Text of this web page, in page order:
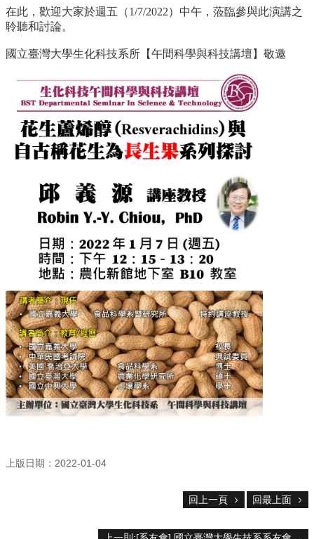
捐
款
專
首
頁
臺
大
站
導
覽
聯
絡
資
訊
English
欄
在此，歡迎大家於週五（1/7/2022）中午，蒞臨參與此演講之
聆聽和討論。
國立臺灣大學生化科技系所【午間科學與科技講壇】敬邀
上版日期：2022-01-04
回上一頁 回最上面